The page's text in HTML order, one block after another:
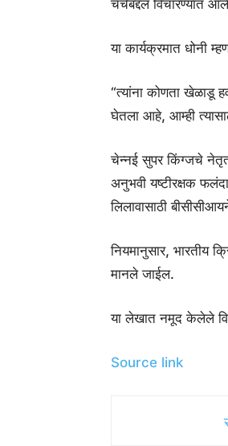
चर्चेबद्दल विचारण्यात
या कार्यक्रमात धोनी
“त्यांना कोणता खेळाडू
घेतला आहे, आम्ही
चेन्नई सुपर किंग्जचे
अनुभवी यष्टीरक्षक
लिलावासाठी
नियमानुसार, भारतीय
मानले जाईल.
या लेखात नमूद केलेले
Source link